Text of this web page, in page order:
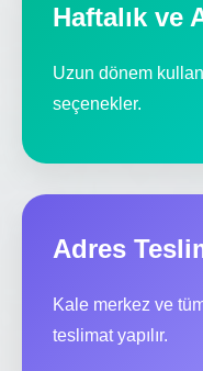
Haftalık ve
Uzun dönem
seçenekler.
Adres
Kale merkez ve
teslimat yapılır.